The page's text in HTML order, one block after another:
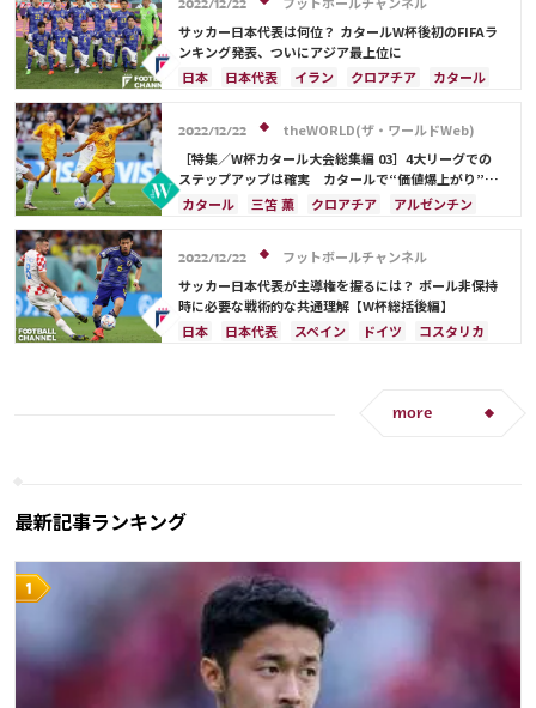
カタール
サウジアラビア 中山 雄太
スイス
イングランド オランダ
ポーランド
ポルトガル
ブラジル
アルゼンチン
ウルグアイ
カナダ メキシコ セネガル
アメリカ
ウェールズ
2022/12/22
サッカー日本代表は何位？ カタールW杯後初のFIFAラ
ンキング発表、ついにアジア最上位に
日本
日本代表 イラン クロアチア
カタール
モロッコ
オーストラリア
サウジアラビア
ドイツ
デンマーク スペイン
スイス
イングランド
オランダ
ポルトガル
ウルグアイ
メキシコ セネガル
韓国
2022/12/22
theWORLD(ザ・ワールドWeb)
［特集／W杯カタール大会総集編 03］4大リーグでの
ステップアップは確実 カタールで“価値爆上がり”の
11人
カタール 三笘 薫 クロアチア
アルゼンチン
モロッコ
日本代表
守田 英正
リオネル・メッシ
ドイツ スペイン
スイス
ポーランド
ポルトガル エクアドル
セネガル
コスタリカ
C・ロナウド
カリム・ベンゼマ
2022/12/22
フットボールチャンネル
サッカー日本代表が主導権を握るには？ ボール非保持
時に必要な戦術的な共通理解【W杯総括後編】
日本
日本代表 スペイン ドイツ
コスタリカ
more
最新記事ランキング